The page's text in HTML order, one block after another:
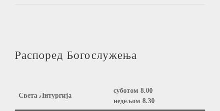
Распоред Богослужења
Света Литургија
суботом 8.00
недељом 8.30